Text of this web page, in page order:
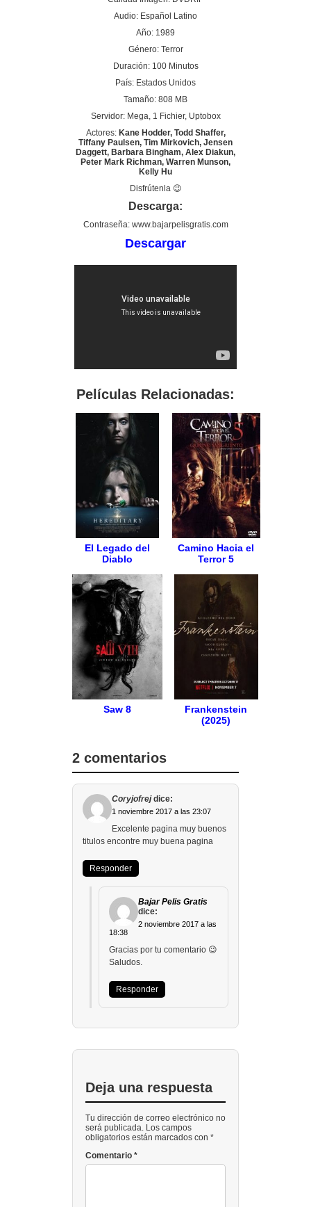
Audio: Español Latino
Año: 1989
Género: Terror
Duración: 100 Minutos
País: Estados Unidos
Tamaño: 808 MB
Servidor: Mega, 1 Fichier, Uptobox
Actores: Kane Hodder, Todd Shaffer,
Tiffany Paulsen, Tim Mirkovich, Jensen
Daggett, Barbara Bingham, Alex Diakun,
Peter Mark Richman, Warren Munson,
Kelly Hu
Disfrútenla 😉
Descarga:
Contraseña: www.bajarpelisgratis.com
Descargar
Películas Relacionadas:
El Legado del
Diablo
Camino Hacia el
Terror 5
Saw 8
Frankenstein
(2025)
2 comentarios
Coryjofrej dice:
1 noviembre 2017 a las 23:07
Excelente pagina muy buenos
titulos encontre muy buena pagina
Responder
Bajar Pelis Gratis
dice:
2 noviembre 2017 a las
18:38
Gracias por tu comentario 😉
Saludos.
Responder
Deja una respuesta
Tu dirección de correo electrónico no
será publicada. Los campos
obligatorios están marcados con *
Comentario *